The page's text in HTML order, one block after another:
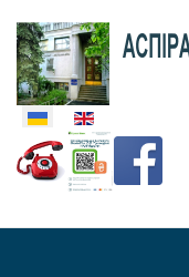
Оберіть свою мову